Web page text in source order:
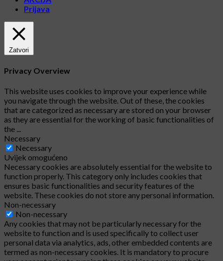
Prijava
Zatvori
Privacy Overview
This website uses cookies to improve your experience while
you navigate through the website. Out of these, the cookies
that are categorized as necessary are stored on your browser
as they are essential for the working of basic functionalities of
the
Necessary
Necessary
Uvijek omogućeno
Necessary cookies are absolutely essential for the website to
function properly. This category only includes cookies that
ensures basic functionalities and security features of the
website. These cookies do not store any personal information.
Non-necessary
Non-necessary
Any cookies that may not be particularly necessary for the
website to function and is used specifically to collect user
personal data via analytics, ads, other embedded contents are
termed as non-necessary cookies. It is mandatory to procure